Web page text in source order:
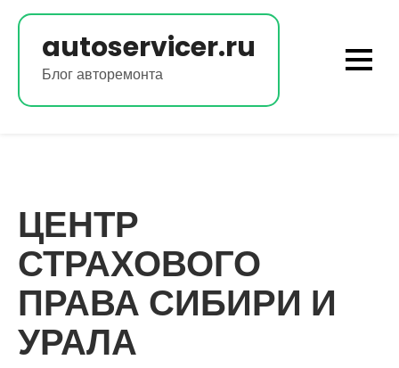
Перейти
содержимомуautoservicer.ru
Блог авторемонта
ЦЕНТР
СТРАХОВОГО
ПРАВА СИБИРИ И
УРАЛА